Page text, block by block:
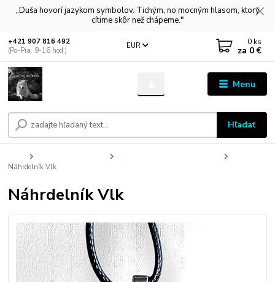
,,Duša hovorí jazykom symbolov. Tichým, no mocným hlasom, ktorý
cítime skôr než chápeme."
Menu
EUR
Hľadať
+421 907 816 492
(Po-Pia, 9-16 hod.)
0 ks
za 0 €
Náhrdelník Vlk
Náhrdelník Vlk